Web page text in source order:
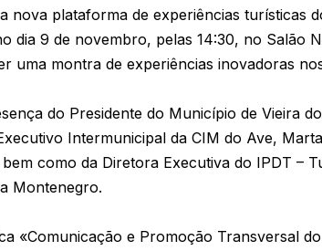
nova plataforma de experiências turísticas
dia 9 de novembro, pelas 14:30, no Salão
uma montra de experiências inovadoras
do Presidente do Município de Vieira
Intermunicipal da CIM do Ave,
como da Diretora Executiva do IPDT –
Montenegro.
«Comunicação e Promoção Transversal